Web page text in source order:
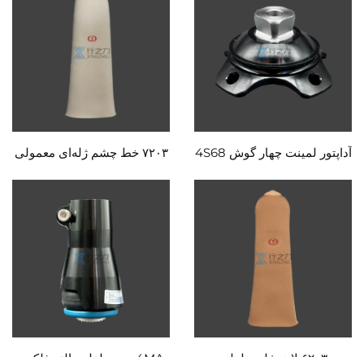
آداپتور لمینت چهار گوش 4S68 ۷۲۰۳ خط چشم ژله‌ای معمولی